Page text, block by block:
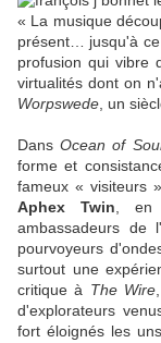
« La musique
présent… jusqu'à
profusion qui vibre
virtualités dont on
Worpswede , un
DansOcean of
forme et
fameux « visiteurs
Aphex Twin , en
ambassadeurs de
pourvoyeurs
surtout une
critique à The Wire
d'explorateurs
fort éloignés les